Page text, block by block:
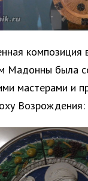
композиция
Мадонны была
мастерами и
Возрождения: